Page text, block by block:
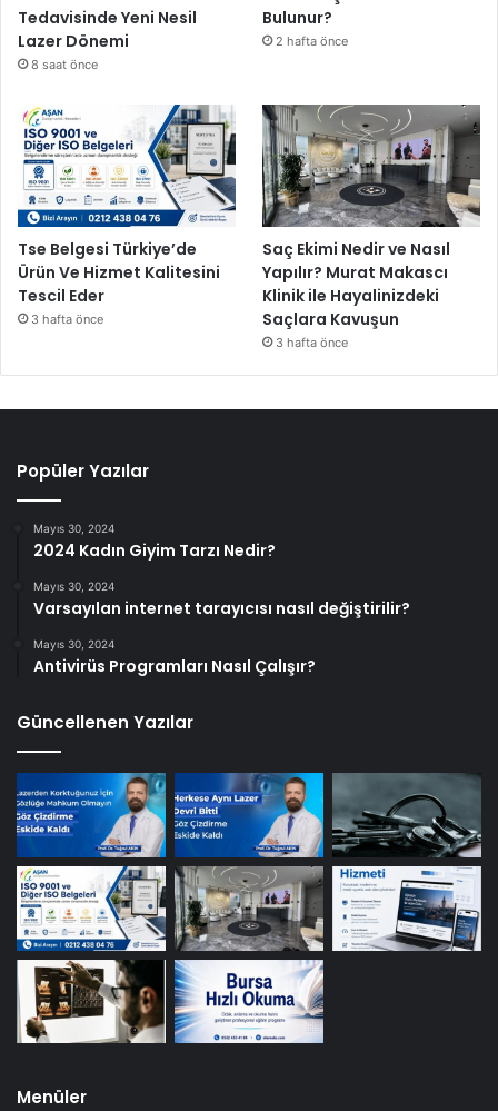
Tedavisinde Yeni Nesil
Lazer Dönemi
8 saat önce
Bulunur?
2 hafta önce
Tse Belgesi Türkiye’de
Ürün Ve Hizmet Kalitesini
Tescil Eder
3 hafta önce
Saç Ekimi Nedir ve Nasıl
Yapılır? Murat Makascı
Klinik ile Hayalinizdeki
Saçlara Kavuşun
3 hafta önce
Popüler Yazılar
Mayıs 30, 2024
2024 Kadın Giyim Tarzı Nedir?
Mayıs 30, 2024
Varsayılan internet tarayıcısı nasıl değiştirilir?
Mayıs 30, 2024
Antivirüs Programları Nasıl Çalışır?
Güncellenen Yazılar
Menüler